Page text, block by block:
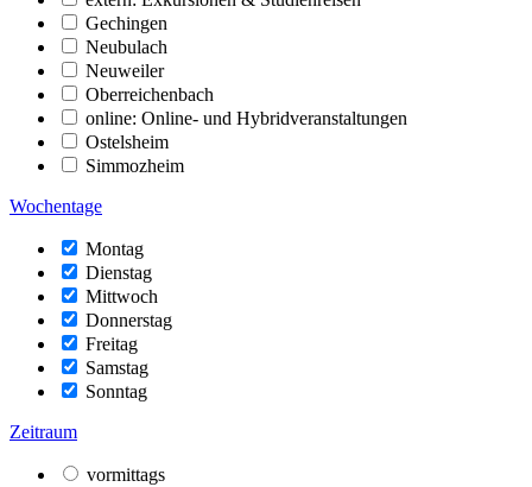
Gechingen
Neubulach
Neuweiler
Oberreichenbach
online: Online- und Hybridveranstaltungen
Ostelsheim
Simmozheim
Wochentage
Montag
Dienstag
Mittwoch
Donnerstag
Freitag
Samstag
Sonntag
Zeitraum
vormittags